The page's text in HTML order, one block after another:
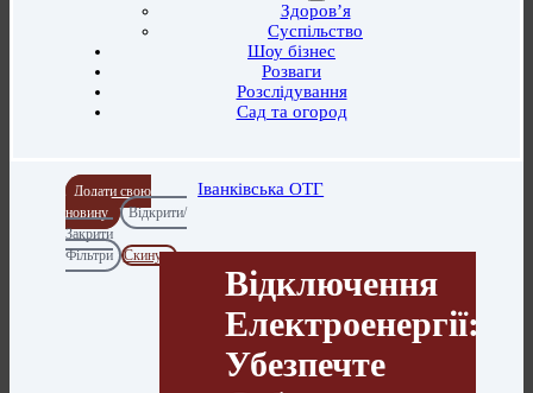
Здоров’я
Суспільство
Шоу бізнес
Розваги
Розслідування
Сад та огород
Додати свою
новину
Відкрити/
Закрити
Фільтри
Скинути
Іванківська ОТГ
Відключення
Електроенергії:
Убезпечте